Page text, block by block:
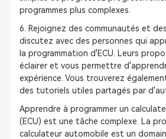
programmes plus complexes.
6. Rejoignez des communautés et
discutez avec des personnes qui
la programmation d'ECU. Leurs
éclairer et vous permettre
expérience. Vous trouverez
des tutoriels utiles partagés par
Apprendre à programmer un
(ECU) est une tâche complexe. La
calculateur automobile est un